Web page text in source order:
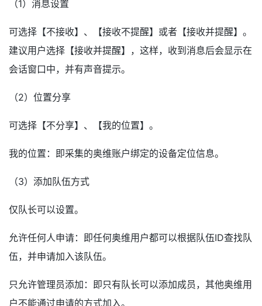
（1）消息设置
可选择【不接收】、【接收不提醒】或者【接收并提醒】。
建议用户选择【接收并提醒】，这样，收到消息后会显示在
会话窗口中，并有声音提示。
（2）位置分享
可选择【不分享】、【我的位置】。
我的位置：即采集的奥维账户绑定的设备定位信息。
（3）添加队伍方式
仅队长可以设置。
允许任何人申请：即任何奥维用户都可以根据队伍ID查找队
伍，并申请加入该队伍。
只允许管理员添加：即只有队长可以添加成员，其他奥维用
户不能通过申请的方式加入。